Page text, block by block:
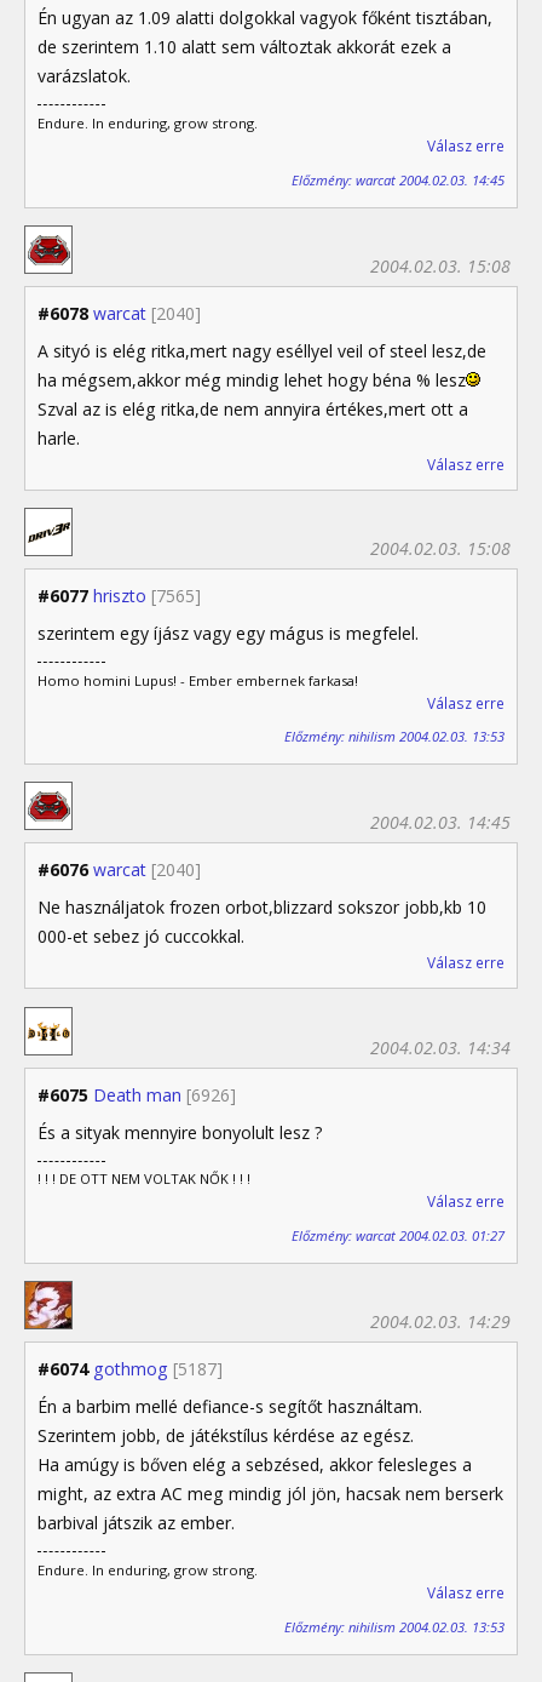
Én ugyan az 1.09 alatti dolgokkal vagyok főként tisztában,
de szerintem 1.10 alatt sem változtak akkorát ezek a
varázslatok.
Endure. In enduring, grow strong.
Válasz erre
Előzmény: warcat 2004.02.03. 14:45
#6078 warcat [2040]
2004.02.03. 15:08
A sityó is elég ritka,mert nagy eséllyel veil of steel lesz,de
ha mégsem,akkor még mindig lehet hogy béna % lesz
Szval az is elég ritka,de nem annyira értékes,mert ott a
harle.
Válasz erre
#6077 hriszto [7565]
2004.02.03. 15:08
szerintem egy íjász vagy egy mágus is megfelel.
Homo homini Lupus! - Ember embernek farkasa!
Válasz erre
Előzmény: nihilism 2004.02.03. 13:53
#6076 warcat [2040]
2004.02.03. 14:45
Ne használjatok frozen orbot,blizzard sokszor jobb,kb 10
000-et sebez jó cuccokkal.
Válasz erre
#6075 Death man [6926]
2004.02.03. 14:34
És a sityak mennyire bonyolult lesz ?
! ! ! DE OTT NEM VOLTAK NŐK ! ! !
Válasz erre
Előzmény: warcat 2004.02.03. 01:27
#6074 gothmog [5187]
2004.02.03. 14:29
Én a barbim mellé defiance-s segítőt használtam.
Szerintem jobb, de játékstílus kérdése az egész.
Ha amúgy is bőven elég a sebzésed, akkor felesleges a
might, az extra AC meg mindig jól jön, hacsak nem berserk
barbival játszik az ember.
Endure. In enduring, grow strong.
Válasz erre
Előzmény: nihilism 2004.02.03. 13:53